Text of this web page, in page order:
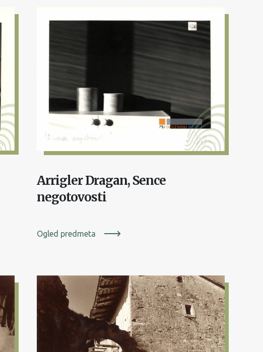
Arrigler Dragan, Sence
negotovosti
Ogled predmeta